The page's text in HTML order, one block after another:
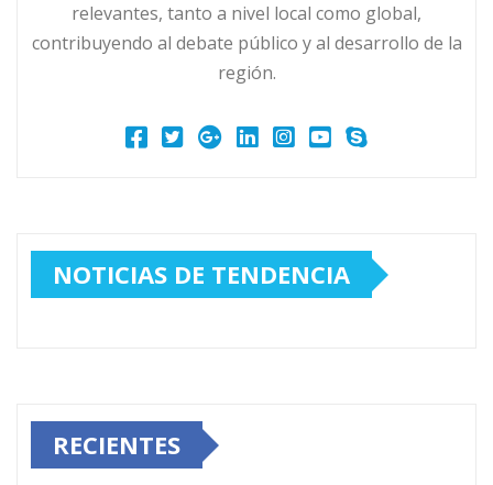
relevantes, tanto a nivel local como global,
contribuyendo al debate público y al desarrollo de la
región.
NOTICIAS DE TENDENCIA
RECIENTES